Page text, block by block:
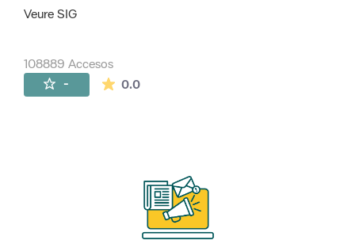
Veure SIG
108889 Accesos
- 0.0La valoración media es de 0 estrellas de